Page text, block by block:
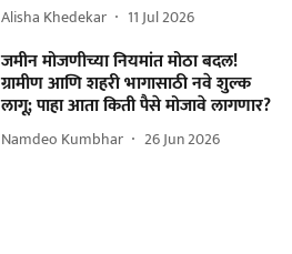
Alisha Khedekar 11 Jul 2026
जमीन मोजणीच्या नियमांत मोठा बदल!
ग्रामीण आणि शहरी भागासाठी नवे शुल्क
लागू; पाहा आता किती पैसे मोजावे लागणार?
Namdeo Kumbhar 26 Jun 2026